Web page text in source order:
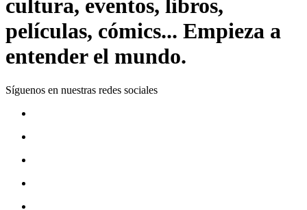
cultura, eventos, libros,
películas, cómics... Empieza a
entender el mundo.
Síguenos en nuestras redes sociales